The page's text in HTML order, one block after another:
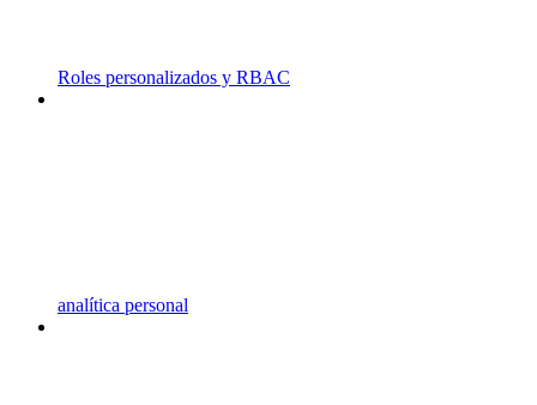
Roles personalizados y RBAC
analítica personal